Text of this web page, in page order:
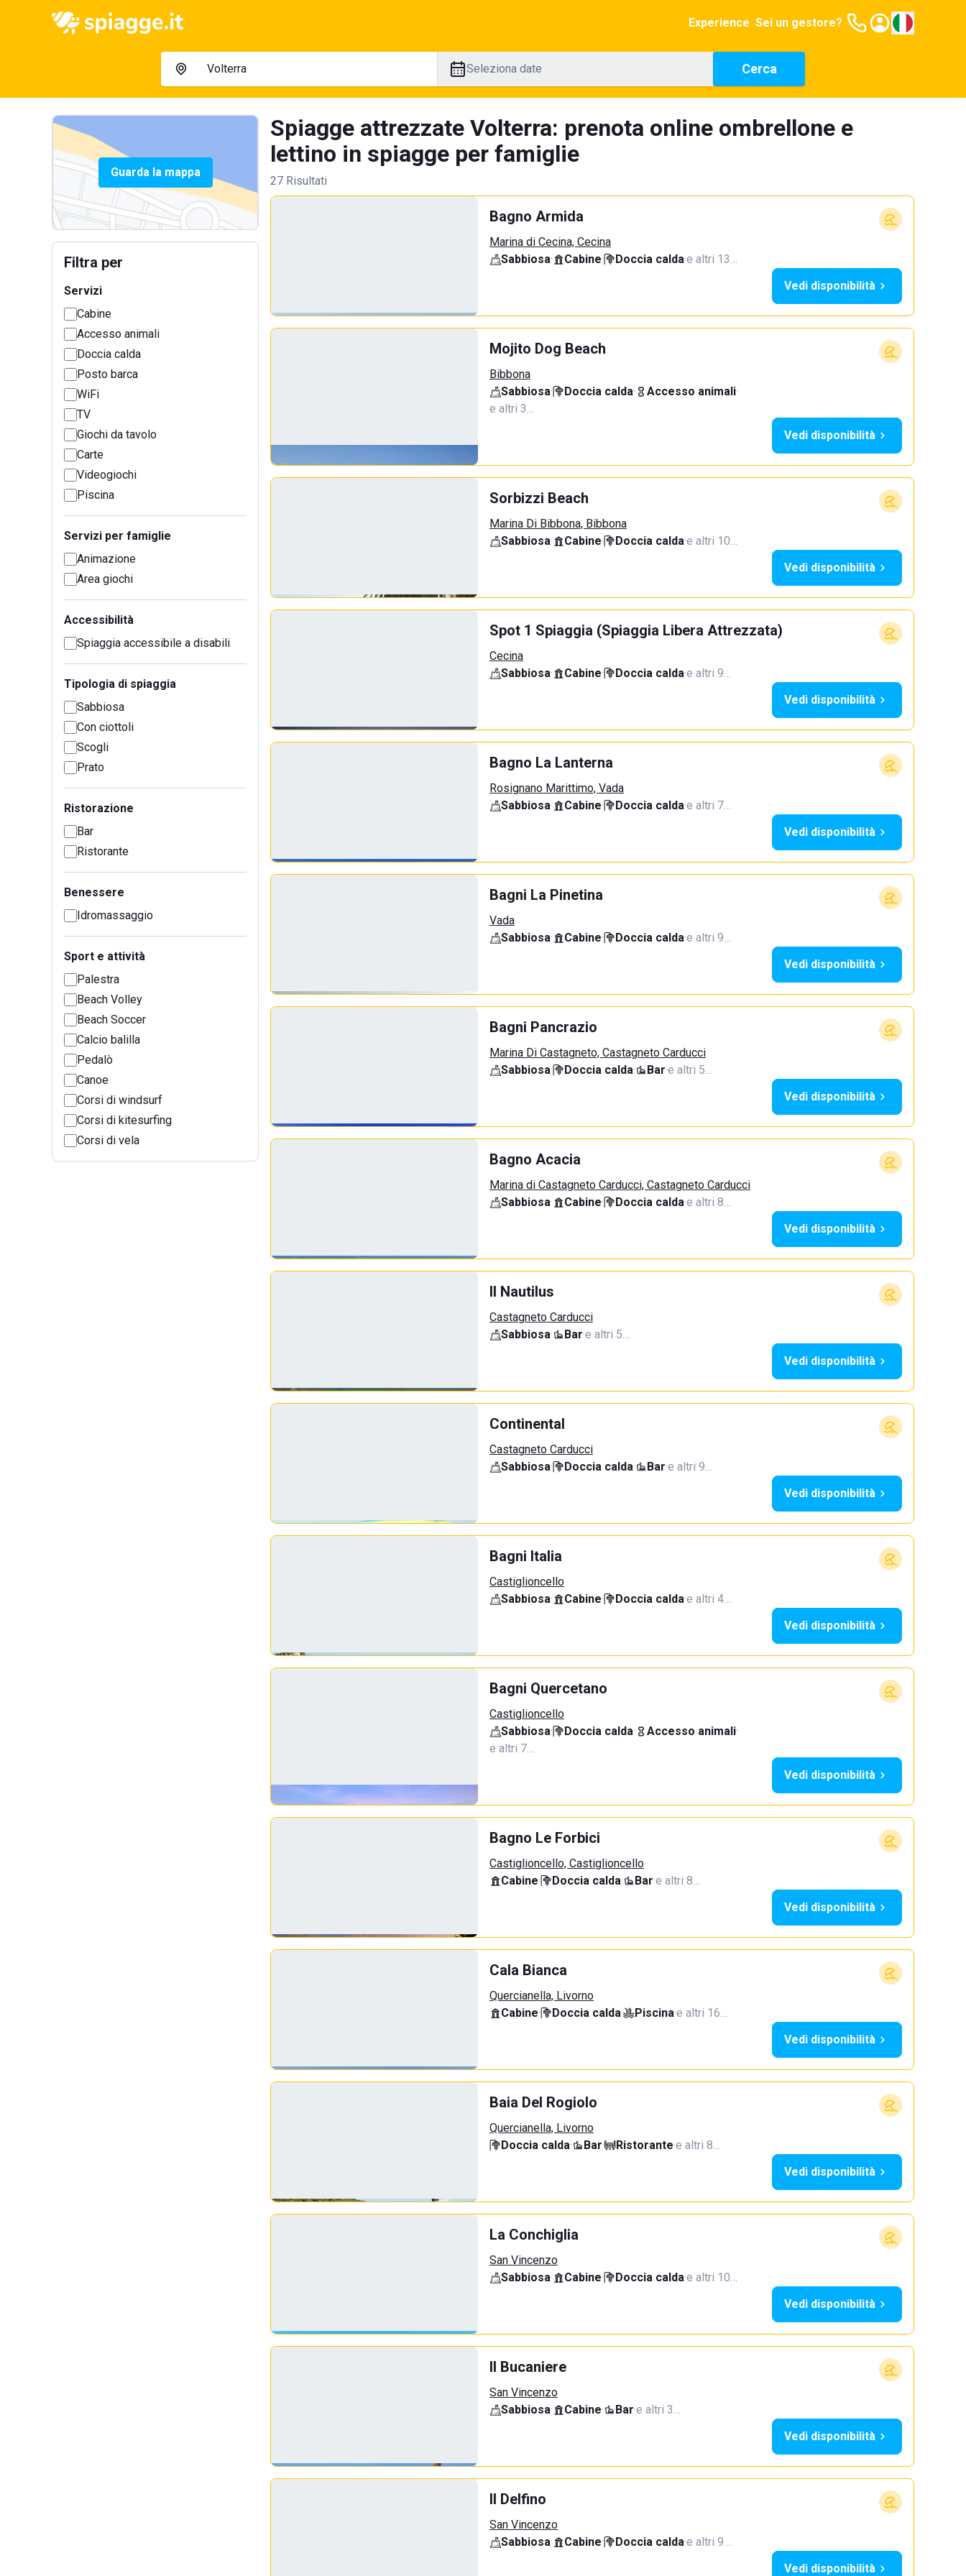
Experience Sei un gestore?
Seleziona date Cerca
Guarda la mappa
Filtra per
Servizi
Cabine
Accesso animali
Doccia calda
Posto barca
WiFi
TV
Giochi da tavolo
Carte
Videogiochi
Piscina
Servizi per famiglie
Animazione
Area giochi
Accessibilità
Spiaggia accessibile a disabili
Tipologia di spiaggia
Sabbiosa
Con ciottoli
Scogli
Prato
Ristorazione
Bar
Ristorante
Benessere
Idromassaggio
Sport e attività
Palestra
Beach Volley
Beach Soccer
Calcio balilla
Pedalò
Canoe
Corsi di windsurf
Corsi di kitesurfing
Corsi di vela
Spiagge attrezzate Volterra: prenota online ombrellone e
lettino in spiagge per famiglie
27 Risultati
Bagno Armida
Marina di Cecina, Cecina
Sabbiosa· Cabine· Doccia calda·e altri 13…
Vedi disponibilità
Mojito Dog Beach
Bibbona
Sabbiosa· Doccia calda· Accesso animali·
e altri 3…
Vedi disponibilità
Sorbizzi Beach
Marina Di Bibbona, Bibbona
Sabbiosa· Cabine· Doccia calda·e altri 10…
Vedi disponibilità
Spot 1 Spiaggia (Spiaggia Libera Attrezzata)
Cecina
Sabbiosa· Cabine· Doccia calda·e altri 9…
Vedi disponibilità
Bagno La Lanterna
Rosignano Marittimo, Vada
Sabbiosa· Cabine· Doccia calda·e altri 7…
Vedi disponibilità
Bagni La Pinetina
Vada
Sabbiosa· Cabine· Doccia calda·e altri 9…
Vedi disponibilità
Bagni Pancrazio
Marina Di Castagneto, Castagneto Carducci
Sabbiosa· Doccia calda· Bar·e altri 5…
Vedi disponibilità
Bagno Acacia
Marina di Castagneto Carducci, Castagneto Carducci
Sabbiosa· Cabine· Doccia calda·e altri 8…
Vedi disponibilità
Il Nautilus
Castagneto Carducci
Sabbiosa· Bar·e altri 5…
Vedi disponibilità
Continental
Castagneto Carducci
Sabbiosa· Doccia calda· Bar·e altri 9…
Vedi disponibilità
Bagni Italia
Castiglioncello
Sabbiosa· Cabine· Doccia calda·e altri 4…
Vedi disponibilità
Bagni Quercetano
Castiglioncello
Sabbiosa· Doccia calda· Accesso animali·
e altri 7…
Vedi disponibilità
Bagno Le Forbici
Castiglioncello, Castiglioncello
Cabine· Doccia calda· Bar·e altri 8…
Vedi disponibilità
Cala Bianca
Quercianella, Livorno
Cabine· Doccia calda· Piscina·e altri 16…
Vedi disponibilità
Baia Del Rogiolo
Quercianella, Livorno
Doccia calda· Bar· Ristorante·e altri 8…
Vedi disponibilità
La Conchiglia
San Vincenzo
Sabbiosa· Cabine· Doccia calda·e altri 10…
Vedi disponibilità
Il Bucaniere
San Vincenzo
Sabbiosa· Cabine· Bar·e altri 3…
Vedi disponibilità
Il Delfino
San Vincenzo
Sabbiosa· Cabine· Doccia calda·e altri 9…
Vedi disponibilità